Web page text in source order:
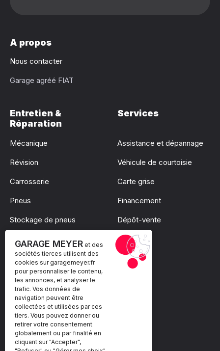
A propos
Nous contacter
Garage agréé FIAT
Entretien &
Réparation
Mécanique
Révision
Carrosserie
Pneus
Stockage de pneus
Pare-brise
Services
Assistance et dépannage
Véhicule de courtoisie
Carte grise
Financement
Dépôt-vente
GARAGE MEYER et des
sociétés tierces utilisent des
cookies sur garagemeyer.fr
pour personnaliser le contenu,
les annonces, et analyser le
trafic. Vos données de
navigation peuvent être
collectées et utilisées par ces
tiers. Vous pouvez donner ou
retirer votre consentement
globalement ou par finalité en
cliquant sur "Accepter",